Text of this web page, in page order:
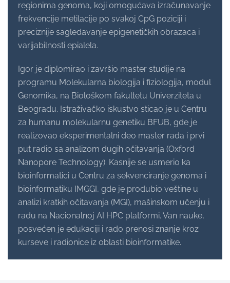
regionima genoma, koji omogućava izračunavanje
frekvencije metilacije po svakoj CpG poziciji i
preciznije sagledavanje epigenetičkih obrazaca i
varijabilnosti epialela.
Igor je diplomirao i završio master studije na
programu Molekularna biologija i fiziologija, modul
Genomika, na Biološkom fakultetu Univerziteta u
Beogradu. Istraživačko iskustvo sticao je u Centru
za humanu molekularnu genetiku BFUB, gde je
realizovao eksperimentalni deo master rada i prvi
put radio sa analizom dugih očitavanja (Oxford
Nanopore Technology). Kasnije se usmerio ka
bioinformatici u Centru za sekvenciranje genoma i
bioinformatiku IMGGI, gde je produbio veštine u
analizi kratkih očitavanja (MGI), mašinskom učenju i
radu na Nacionalnoj AI HPC platformi. Van nauke,
posvećen je edukaciji i rado prenosi znanje kroz
kurseve i radionice iz oblasti bioinformatike.